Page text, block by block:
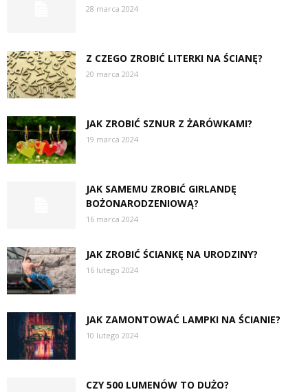
28 marca 2024
Z CZEGO ZROBIĆ LITERKI NA ŚCIANĘ?
20 marca 2024
JAK ZROBIĆ SZNUR Z ŻARÓWKAMI?
19 marca 2024
JAK SAMEMU ZROBIĆ GIRLANDĘ
BOŻONARODZENIOWĄ?
16 marca 2024
JAK ZROBIĆ ŚCIANKĘ NA URODZINY?
16 lutego 2024
JAK ZAMONTOWAĆ LAMPKI NA ŚCIANIE?
10 lutego 2024
CZY 500 LUMENÓW TO DUŻO?